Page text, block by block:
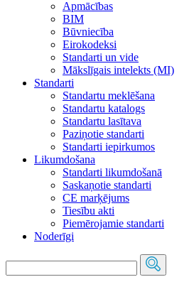
Apmācības
BIM
Būvniecība
Eirokodeksi
Standarti un vide
Mākslīgais intelekts (MI)
Standarti
Standartu meklēšana
Standartu katalogs
Standartu lasītava
Paziņotie standarti
Standarti iepirkumos
Likumdošana
Standarti likumdošanā
Saskaņotie standarti
CE marķējums
Tiesību akti
Piemērojamie standarti
Noderīgi